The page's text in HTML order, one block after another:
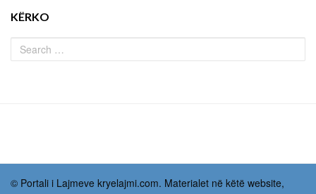
KËRKO
© Portali i Lajmeve kryelajmi.com. Materialet në këtë website,